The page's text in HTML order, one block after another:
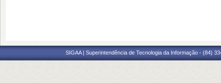
SIGAA | Superintendência de Tecnologia da Informação - (84)